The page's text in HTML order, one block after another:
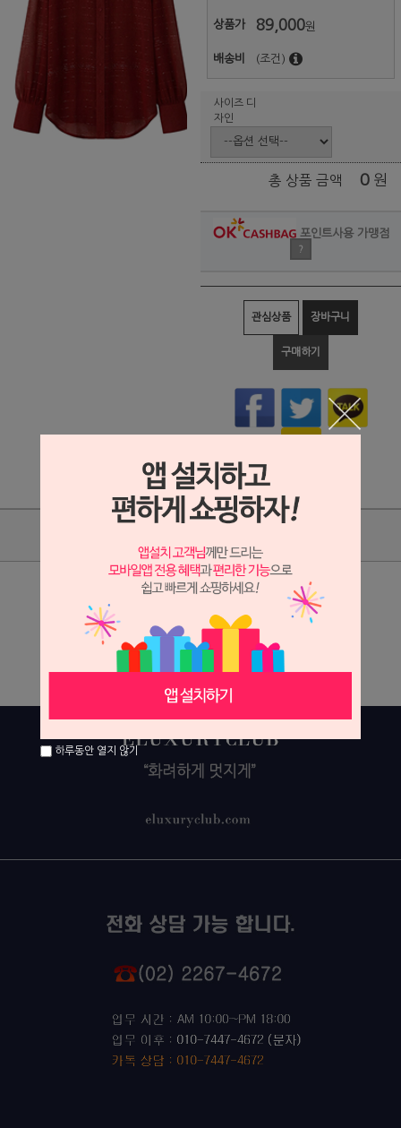
상품가 89,000원
배송비 (조건)
사이즈 디
자인
총 상품 금액 0 원
포인트사용 가맹점
?
관심상품 장바구니
구매하기
상세 정보를 확대해 보실 수 있습니다.
하루동안 열지 않기